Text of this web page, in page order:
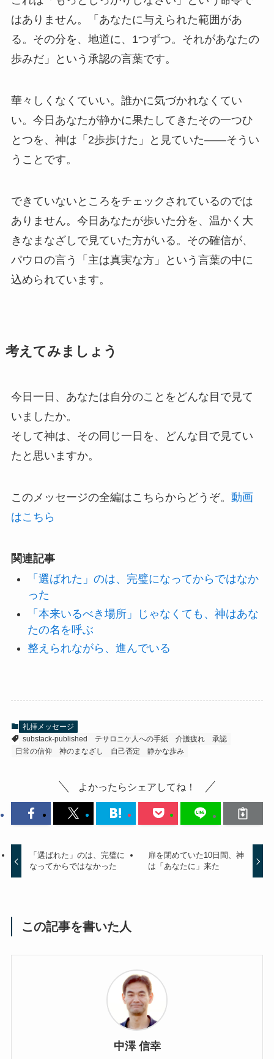
はありません。「あなたに与えられた範囲があ
る。その分を、地道に、1つずつ。それがあなたの
歩みだ」という承認の言葉です。
華々しくなくていい。誰かに気づかれなくてい
い。今日あなたが静かに果たしてきたその一つひ
とつを、神は「2歩歩けた」と見ていた——そうい
うことです。
できていないところをチェックされているのでは
ありません。今日あなたが歩いた分を、温かく大
きなまなざしで見ていた方がいる。その確信が、
パウロの言う「主は真実な方」という言葉の中に
込められています。
考えてみましょう
今日一日、あなたは自分のことをどんな目で見て
いましたか。
そして神は、その同じ一日を、どんな目で見てい
たと思いますか。
このメッセージの全編はこちらからどうぞ。 動画
はこちら
関連記事
「選ばれた」のは、完璧になってからではなか
った
「本来いるべき場所」じゃなくても、神はあな
たの名を呼ぶ
整えられながら、進んでいる
礼拝メッセージ
substack-published
テサロニケ人への手紙 介護疲れ
承認
日常の信仰
神のまなざし 自己否定 静かな歩み
よかったらシェアしてね！
「選ばれた」のは、完璧に
なってからではなかった
扉を閉めていた10日間、神
は「あなたに」来た
この記事を書いた人
中澤 信幸